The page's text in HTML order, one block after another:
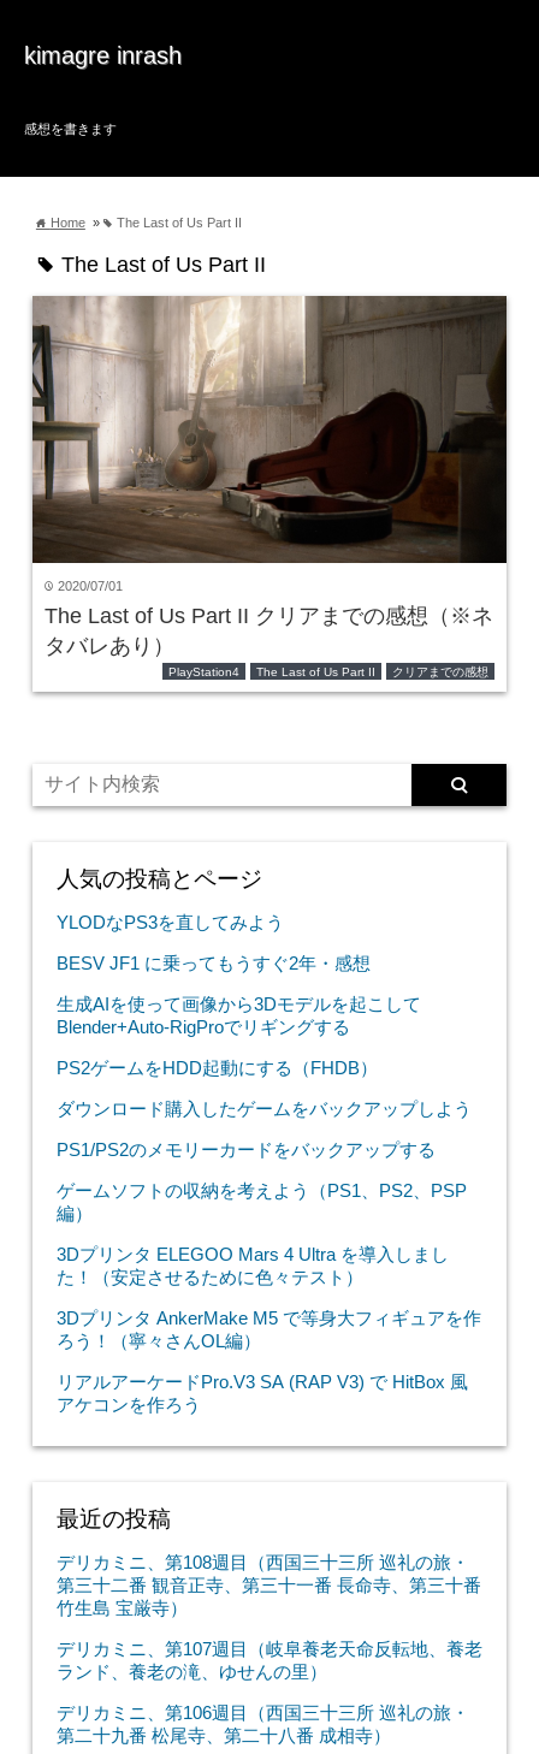
kimagre inrash
感想を書きます
home Home » tag The Last of Us Part II
tag The Last of Us Part II
time 2020/07/01
The Last of Us Part II クリアまでの感想（※ネ
タバレあり）
PlayStation4 The Last of Us Part II クリアまでの感想
人気の投稿とページ
YLODなPS3を直してみよう
BESV JF1 に乗ってもうすぐ2年・感想
生成AIを使って画像から3Dモデルを起こして
Blender+Auto-RigProでリギングする
PS2ゲームをHDD起動にする（FHDB）
ダウンロード購入したゲームをバックアップしよう
PS1/PS2のメモリーカードをバックアップする
ゲームソフトの収納を考えよう（PS1、PS2、PSP
編）
3Dプリンタ ELEGOO Mars 4 Ultra を導入しまし
た！（安定させるために色々テスト）
3Dプリンタ AnkerMake M5 で等身大フィギュアを作
ろう！（寧々さんOL編）
リアルアーケードPro.V3 SA (RAP V3) で HitBox 風
アケコンを作ろう
最近の投稿
デリカミニ、第108週目（西国三十三所 巡礼の旅・
第三十二番 観音正寺、第三十一番 長命寺、第三十番
竹生島 宝厳寺）
デリカミニ、第107週目（岐阜養老天命反転地、養老
ランド、養老の滝、ゆせんの里）
デリカミニ、第106週目（西国三十三所 巡礼の旅・
第二十九番 松尾寺、第二十八番 成相寺）